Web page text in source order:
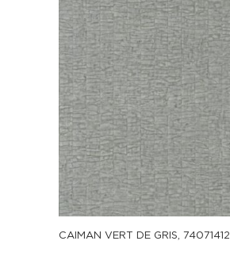
CAIMAN VERT DE GRIS, 74071412